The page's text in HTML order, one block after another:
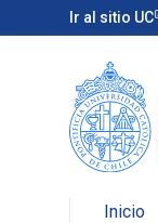
Ir al sitio UC
Inicio